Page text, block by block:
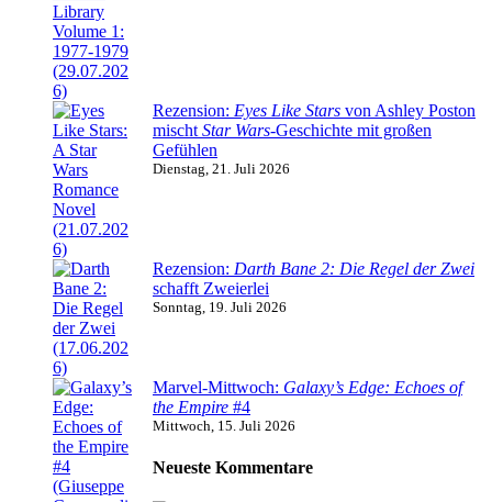
Rezension: Eyes Like Stars von Ashley Poston
mischt Star Wars-Geschichte mit großen
Gefühlen
Dienstag, 21. Juli 2026
Rezension: Darth Bane 2: Die Regel der Zwei
schafft Zweierlei
Sonntag, 19. Juli 2026
Marvel-Mittwoch: Galaxy’s Edge: Echoes of
the Empire #4
Mittwoch, 15. Juli 2026
Neueste Kommentare